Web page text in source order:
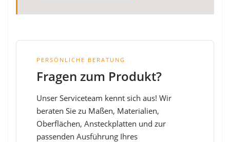
PERSÖNLICHE BERATUNG
Fragen zum Produkt?
Unser Serviceteam kennt sich aus! Wir
beraten Sie zu Maßen, Materialien,
Oberflächen, Ansteckplatten und zur
passenden Ausführung Ihres